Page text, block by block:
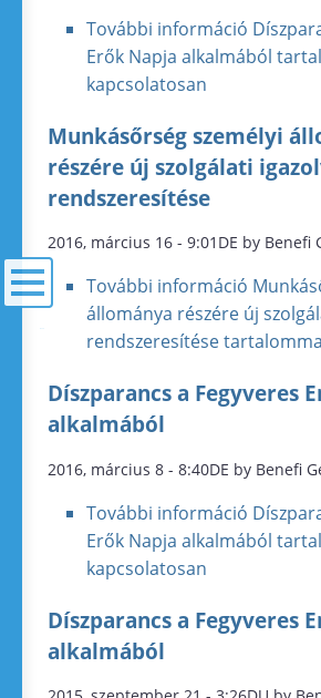
További információ
Erők Napja alkalmából
kapcsolatosan
Munkásőrség személyi
részére új szolgálati
rendszeresítése
2016, március 16 - 9:01DE by Benefi
További információ
állománya részére új
rendszeresítése
Díszparancs a Fegyveres
alkalmából
2016, március 8 - 8:40DE by Benefi
További információ
Erők Napja alkalmából
kapcsolatosan
Díszparancs a Fegyveres
alkalmából